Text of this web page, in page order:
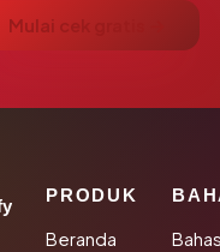
Mulai cek gratis →
PRODUK
Beranda